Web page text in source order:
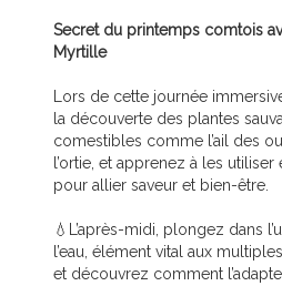
Secret du printemps comtois
Myrtille
Lors de cette journée
la découverte des plantes
comestibles comme l’ail des
l’ortie, et apprenez à les utiliser
pour allier saveur et bien-être.
💧L’après-midi, plongez dans
l’eau, élément vital aux
et découvrez comment